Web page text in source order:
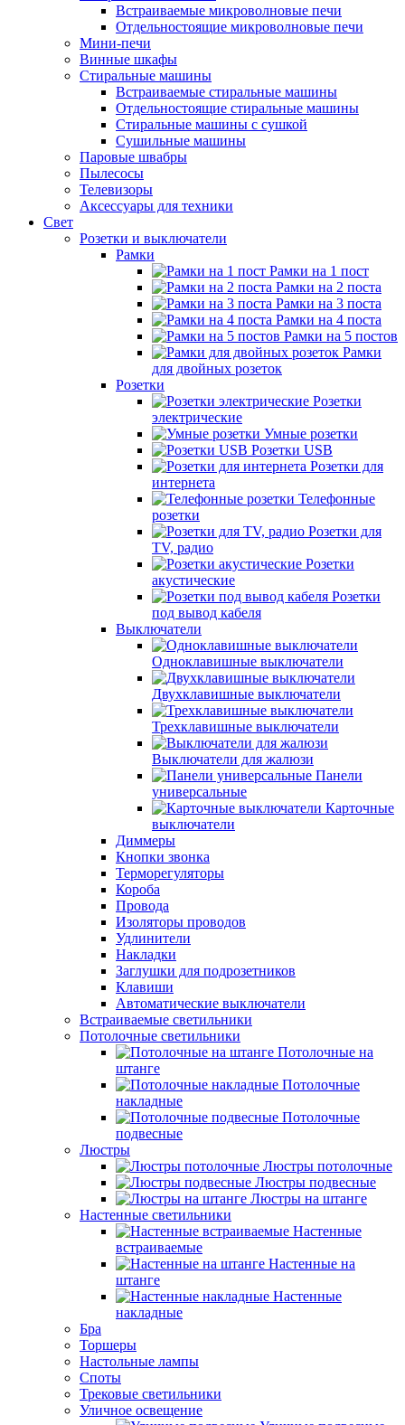
Встраиваемые микроволновые печи
Отдельностоящие микроволновые печи
Мини-печи
Винные шкафы
Стиральные машины
Встраиваемые стиральные машины
Отдельностоящие стиральные машины
Стиральные машины с сушкой
Сушильные машины
Паровые швабры
Пылесосы
Телевизоры
Аксессуары для техники
Свет
Розетки и выключатели
Рамки
Рамки на 1 пост
Рамки на 2 поста
Рамки на 3 поста
Рамки на 4 поста
Рамки на 5 постов
Рамки
для двойных розеток
Розетки
Розетки
электрические
Умные розетки
Розетки USB
Розетки для
интернета
Телефонные
розетки
Розетки для
TV, радио
Розетки
акустические
Розетки
под вывод кабеля
Выключатели
Одноклавишные выключатели
Двухклавишные выключатели
Трехклавишные выключатели
Выключатели для жалюзи
Панели
универсальные
Карточные
выключатели
Диммеры
Кнопки звонка
Терморегуляторы
Короба
Провода
Изоляторы проводов
Удлинители
Накладки
Заглушки для подрозетников
Клавиши
Автоматические выключатели
Встраиваемые светильники
Потолочные светильники
Потолочные на
штанге
Потолочные
накладные
Потолочные
подвесные
Люстры
Люстры потолочные
Люстры подвесные
Люстры на штанге
Настенные светильники
Настенные
встраиваемые
Настенные на
штанге
Настенные
накладные
Бра
Торшеры
Настольные лампы
Споты
Трековые светильники
Уличное освещение